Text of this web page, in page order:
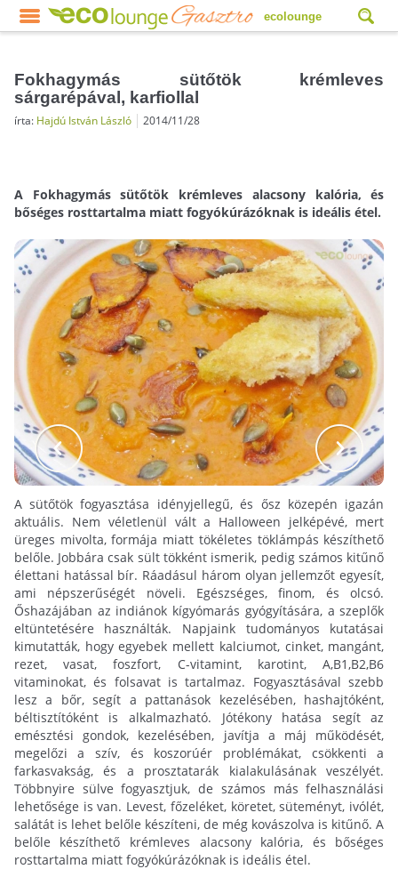
ecolounge
Fokhagymás sütőtök krémleves
sárgarépával, karfiollal
írta: Hajdú István László 2014/11/28
A Fokhagymás sütőtök krémleves alacsony kalória, és
bőséges rosttartalma miatt fogyókúrázóknak is ideális étel.
A sütőtök fogyasztása idényjellegű, és ősz közepén igazán
aktuális. Nem véletlenül vált a Halloween jelképévé, mert
üreges mivolta, formája miatt tökéletes töklámpás készíthető
belőle. Jobbára csak sült tökként ismerik, pedig számos kitűnő
élettani hatással bír. Ráadásul három olyan jellemzőt egyesít,
ami népszerűségét növeli. Egészséges, finom, és olcsó.
Őshazájában az indiánok kígyómarás gyógyítására, a szeplők
eltüntetésére használták. Napjaink tudományos kutatásai
kimutatták, hogy egyebek mellett kalciumot, cinket, mangánt,
rezet, vasat, foszfort, C-vitamint, karotint, A,B1,B2,B6
vitaminokat, és folsavat is tartalmaz. Fogyasztásával szebb
lesz a bőr, segít a pattanások kezelésében, hashajtóként,
béltisztítóként is alkalmazható. Jótékony hatása segít az
emésztési gondok, kezelésében, javítja a máj működését,
megelőzi a szív, és koszorúér problémákat, csökkenti a
farkasvakság, és a prosztatarák kialakulásának veszélyét.
Többnyire sülve fogyasztjuk, de számos más felhasználási
lehetősége is van. Levest, főzeléket, köretet, süteményt, ivólét,
salátát is lehet belőle készíteni, de még kovászolva is kitűnő. A
belőle készíthető krémleves alacsony kalória, és bőséges
rosttartalma miatt fogyókúrázóknak is ideális étel.